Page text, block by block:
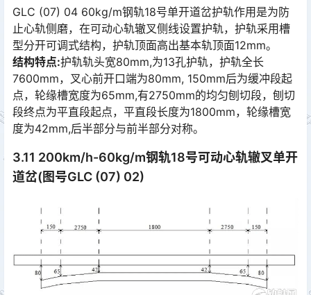
GLC (07) 04 60kg/m钢轨18号单开道岔护轨作用是为防
止心轨侧磨，在可动心轨辙叉侧线设置护轨，护轨采用槽
型分开可调式结构，护轨顶面高出基本轨顶面12mm。󠅅󠅃󠄵󠅂󠄪󠇖󠆨󠆨󠇕󠆞󠆒󠅬󠇘󠆭󠆘󠇙󠆝󠅵󠇗󠆭󠆁󠄐󠇗󠅹󠅸󠇖󠆍󠅳󠇖󠅹󠅰󠇖󠆌󠅹
结构特点:护轨轨头宽80mm,为13孔护轨，护轨全长
7600mm，叉心前开口端为80mm, 150mm后为缓冲段起
点，轮缘槽宽度为65mm,有2750mm的均匀刨切段，刨切
段终点为平直段起点，平直段长度为1800mm，轮缘槽宽
度为42mm,后半部分与前半部分对称。󠅅󠅃󠄵󠅂󠄪󠇖󠆨󠆨󠇕󠆞󠆒󠅬󠇘󠆭󠆘󠇙󠆝󠅵󠇗󠆭󠆁󠄐󠇗󠅹󠅸󠇖󠆍󠅳󠇖󠅹󠅰󠇖󠆌󠅹
3.11 200km/h-60kg/m钢轨18号可动心轨辙叉单开
道岔(图号GLC (07) 02)